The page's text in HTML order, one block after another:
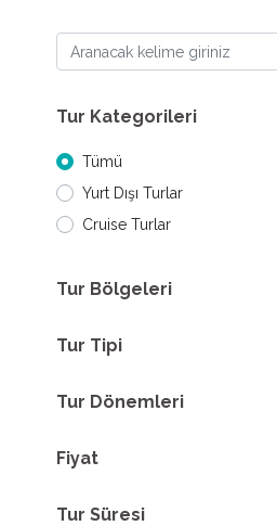
Tur Kategorileri
Tümü
Yurt Dışı Turlar
Cruise Turlar
Tur Bölgeleri
Tur Tipi
Tur Dönemleri
Fiyat
Tur Süresi